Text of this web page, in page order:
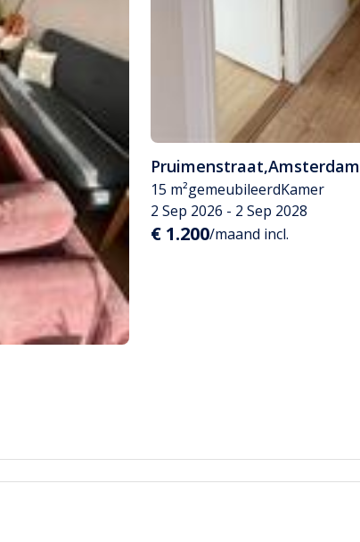
Pruimenstraat,Amsterdam
15 m²gemeubileerdKamer
2 Sep 2026 - 2 Sep 2028
€ 1.200/maand incl.